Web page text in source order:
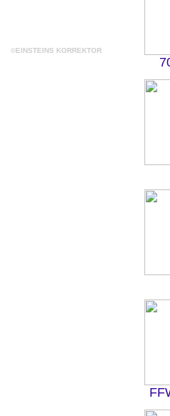
©EINSTEINS KORREKTOR